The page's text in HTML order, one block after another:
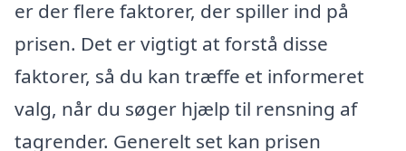
er der flere faktorer, der spiller ind på
prisen. Det er vigtigt at forstå disse
faktorer, så du kan træffe et informeret
valg, når du søger hjælp til rensning af
tagrender. Generelt set kan prisen